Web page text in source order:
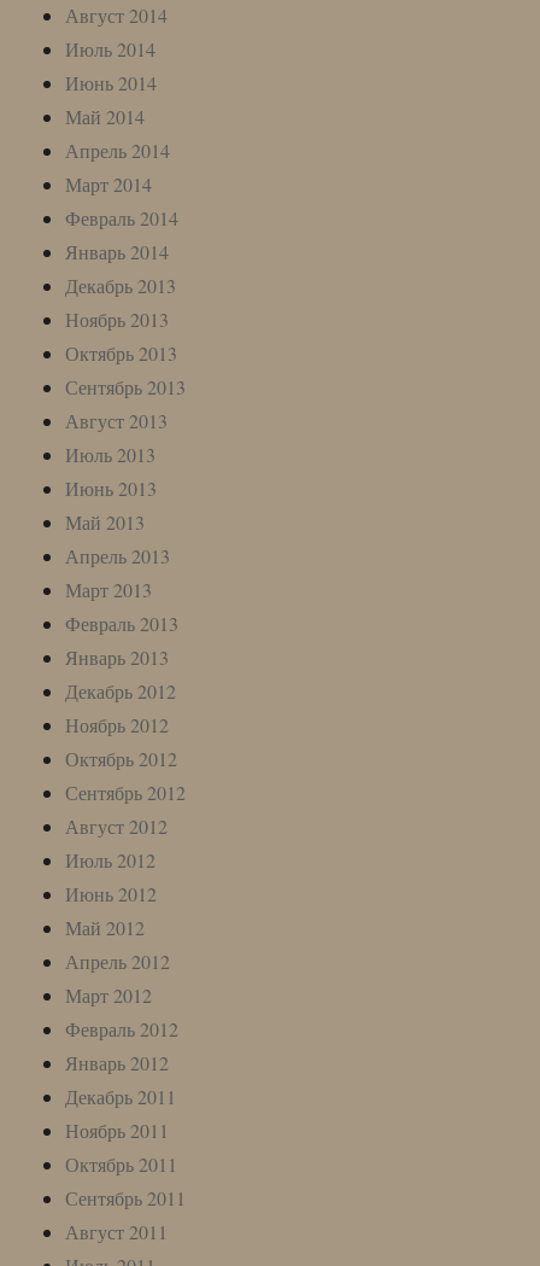
Август 2014
Июль 2014
Июнь 2014
Май 2014
Апрель 2014
Март 2014
Февраль 2014
Январь 2014
Декабрь 2013
Ноябрь 2013
Октябрь 2013
Сентябрь 2013
Август 2013
Июль 2013
Июнь 2013
Май 2013
Апрель 2013
Март 2013
Февраль 2013
Январь 2013
Декабрь 2012
Ноябрь 2012
Октябрь 2012
Сентябрь 2012
Август 2012
Июль 2012
Июнь 2012
Май 2012
Апрель 2012
Март 2012
Февраль 2012
Январь 2012
Декабрь 2011
Ноябрь 2011
Октябрь 2011
Сентябрь 2011
Август 2011